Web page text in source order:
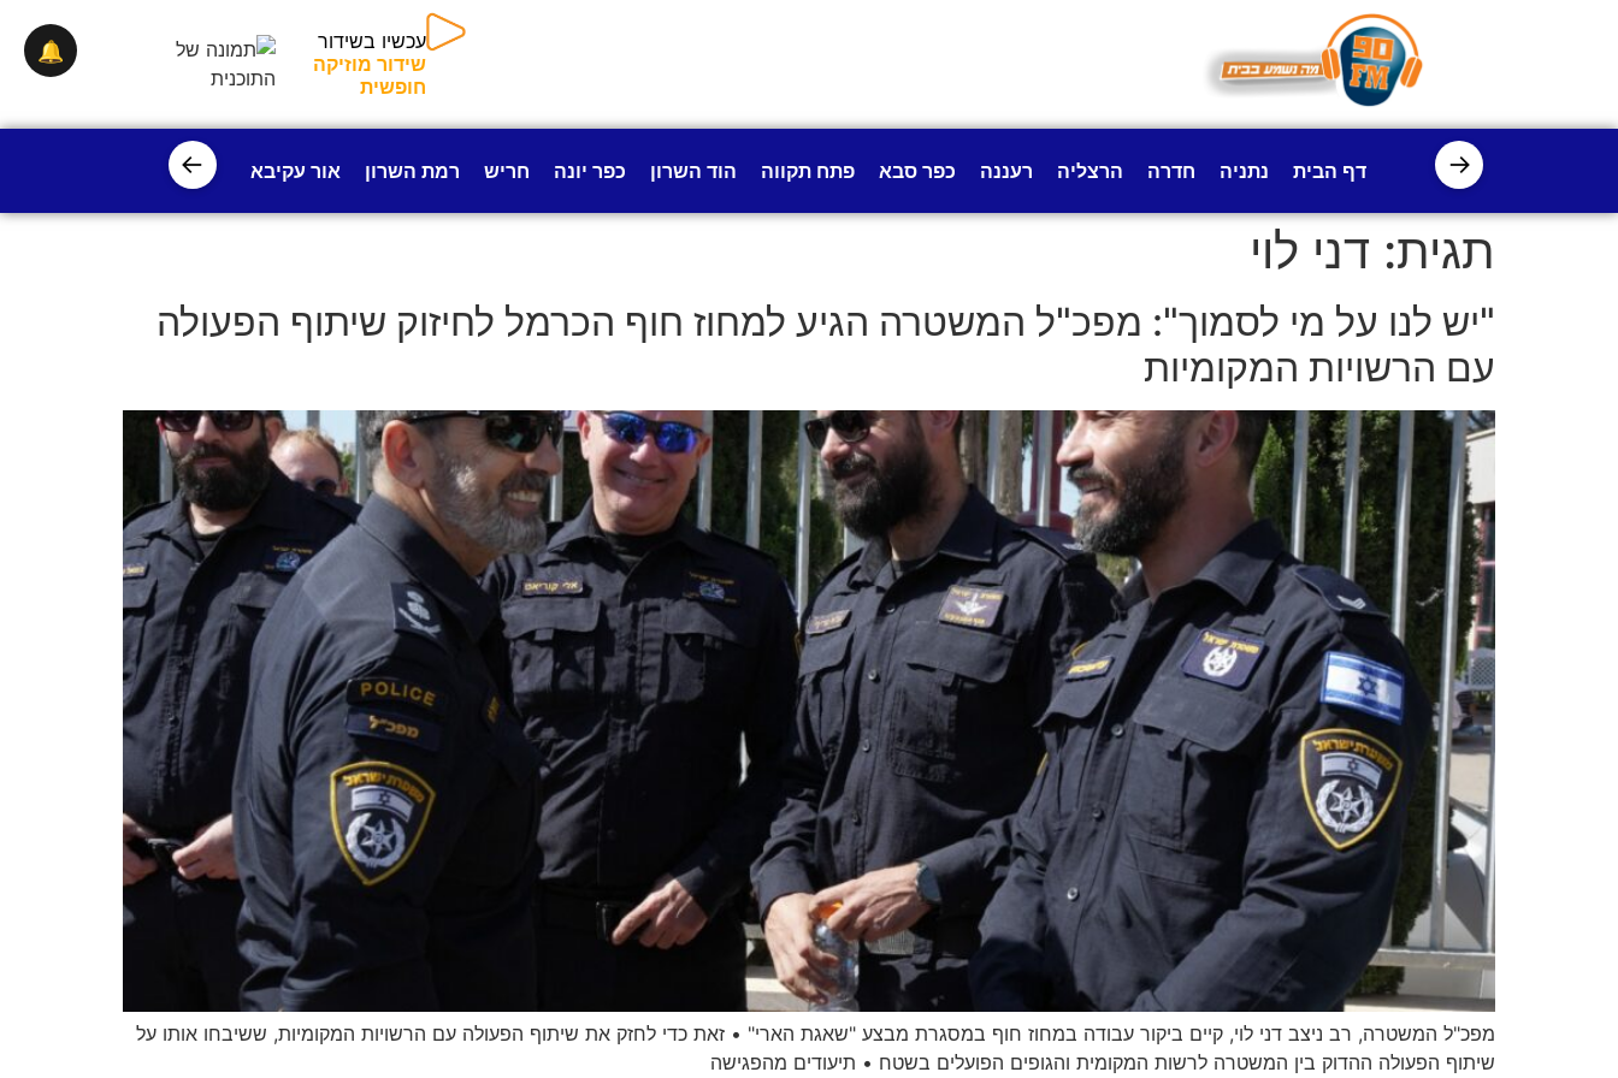
עכשיו בשידור
שידור מוזיקה
חופשית
→ דף הבית נתניה חדרה הרצליה רעננה כפר סבא פתח תקווה הוד השרון כפר יונה חריש רמת השרון אור עקיבא פרדס חנה
←
תגית: דני לוי
"יש לנו על מי לסמוך": מפכ"ל המשטרה הגיע למחוז חוף הכרמל לחיזוק שיתוף הפעולה
עם הרשויות המקומיות
מפכ"ל המשטרה, רב ניצב דני לוי, קיים ביקור עבודה במחוז חוף במסגרת מבצע "שאגת הארי" • זאת כדי לחזק את שיתוף הפעולה עם הרשויות המקומיות, ששיבחו אותו על
שיתוף הפעולה ההדוק בין המשטרה לרשות המקומית והגופים הפועלים בשטח • תיעודים מהפגישה
🔔